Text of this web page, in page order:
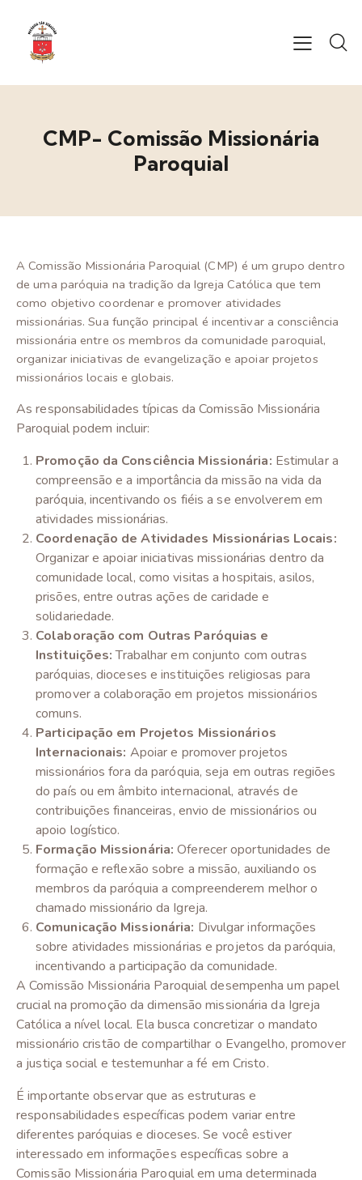
CMP- Comissão Missionária
Paroquial
A Comissão Missionária Paroquial (CMP) é um grupo dentro
de uma paróquia na tradição da Igreja Católica que tem
como objetivo coordenar e promover atividades
missionárias. Sua função principal é incentivar a consciência
missionária entre os membros da comunidade paroquial,
organizar iniciativas de evangelização e apoiar projetos
missionários locais e globais.
As responsabilidades típicas da Comissão Missionária
Paroquial podem incluir:
Promoção da Consciência Missionária: Estimular a
compreensão e a importância da missão na vida da
paróquia, incentivando os fiéis a se envolverem em
atividades missionárias.
Coordenação de Atividades Missionárias Locais:
Organizar e apoiar iniciativas missionárias dentro da
comunidade local, como visitas a hospitais, asilos,
prisões, entre outras ações de caridade e
solidariedade.
Colaboração com Outras Paróquias e
Instituições:Trabalhar em conjunto com outras
paróquias, dioceses e instituições religiosas para
promover a colaboração em projetos missionários
comuns.
Participação em Projetos Missionários
Internacionais: Apoiar e promover projetos
missionários fora da paróquia, seja em outras regiões
do país ou em âmbito internacional, através de
contribuições financeiras, envio de missionários ou
apoio logístico.
Formação Missionária: Oferecer oportunidades de
formação e reflexão sobre a missão, auxiliando os
membros da paróquia a compreenderem melhor o
chamado missionário da Igreja.
Comunicação Missionária: Divulgar informações
sobre atividades missionárias e projetos da paróquia,
incentivando a participação da comunidade.
A Comissão Missionária Paroquial desempenha um papel
crucial na promoção da dimensão missionária da Igreja
Católica a nível local. Ela busca concretizar o mandato
missionário cristão de compartilhar o Evangelho, promover
a justiça social e testemunhar a fé em Cristo.
É importante observar que as estruturas e
responsabilidades específicas podem variar entre
diferentes paróquias e dioceses. Se você estiver
interessado em informações específicas sobre a
Comissão Missionária Paroquial em uma determinada